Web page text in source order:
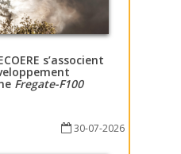
s’associent
Fregate-F100
30-07-2026